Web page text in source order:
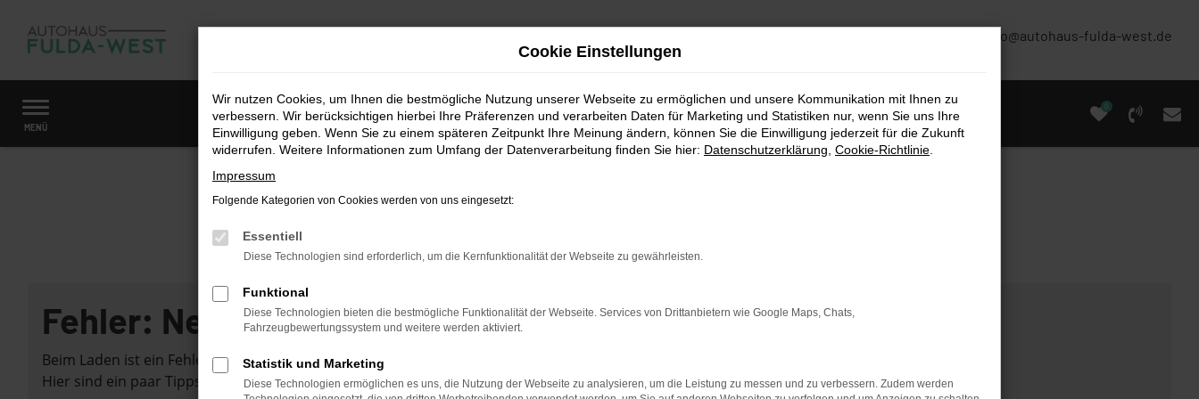
Zum
Hauptinhalt
info@autohaus-fulda-west.de
MENÜ
0
Startseite Fahrzeugmarkt
Fehler: Network Error
Beim Laden ist ein Fehler aufgetreten.
Hier sind ein paar Tipps, die dir helfen können:
Cookie Einstellungen
Wir nutzen Cookies, um Ihnen die bestmögliche Nutzung unserer Webseite zu ermöglichen und unsere Kommunikation mit Ihnen zu
verbessern. Wir berücksichtigen hierbei Ihre Präferenzen und verarbeiten Daten für Marketing und Statistiken nur, wenn Sie uns Ihre
Einwilligung geben. Wenn Sie zu einem späteren Zeitpunkt Ihre Meinung ändern, können Sie die Einwilligung jederzeit für die Zukunft
widerrufen. Weitere Informationen zum Umfang der Datenverarbeitung finden Sie hier: Datenschutzerklärung Cookie-Richtlinie
Impressum
Folgende Kategorien von Cookies werden von uns eingesetzt:
Essentiell
Diese Technologien sind erforderlich, um die Kernfunktionalität der Webseite zu gewährleisten.
Funktional
Diese Technologien bieten die bestmögliche Funktionalität der Webseite. Services von Drittanbietern wie Google Maps, Chats,
Fahrzeugbewertungssystem und weitere werden aktiviert.
Statistik und Marketing
Diese Technologien ermöglichen es uns, die Nutzung der Webseite zu analysieren, um die Leistung zu messen und zu verbessern. Zudem werden